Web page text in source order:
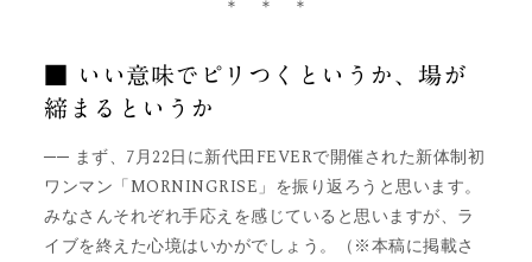
＊ ＊ ＊
■ いい意味でピリつくというか、場が
締まるというか
── まず、7月22日に新代田FEVERで開催された新体制初
ワンマン「MORNINGRISE」を振り返ろうと思います。
みなさんそれぞれ手応えを感じていると思いますが、ラ
イブを終えた心境はいかがでしょう。（※本稿に掲載さ